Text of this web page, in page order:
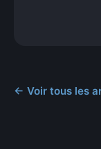
← Voir tous les